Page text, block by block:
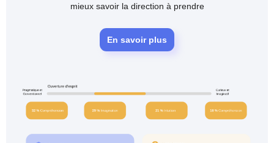
mieux savoir la direction à prendre
En savoir plus